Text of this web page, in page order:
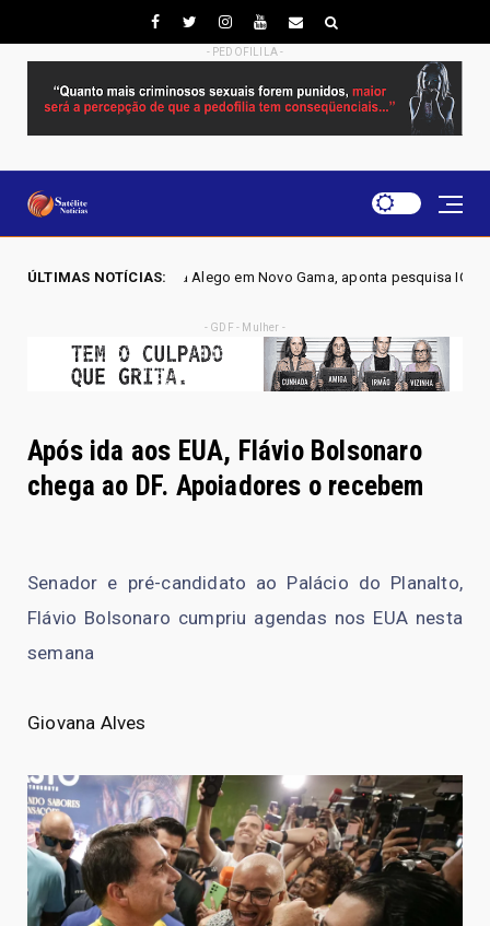
- PEDOFILILA -
ÚLTIMAS NOTÍCIAS:
na Alego em Novo Gama, aponta pesquisa IGAPE Política
- GDF - Mulher -
Após ida aos EUA, Flávio Bolsonaro
chega ao DF. Apoiadores o recebem
Senador e pré-candidato ao Palácio do Planalto,
Flávio Bolsonaro cumpriu agendas nos EUA nesta
semana
Giovana Alves